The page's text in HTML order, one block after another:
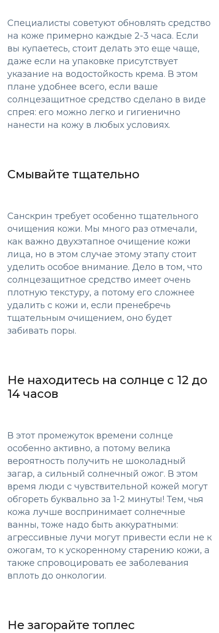
Специалисты советуют обновлять средство
на коже примерно каждые 2-3 часа. Если
вы купаетесь, стоит делать это еще чаще,
даже если на упаковке присутствует
указание на водостойкость крема. В этом
плане удобнее всего, если ваше
солнцезащитное средство сделано в виде
спрея: его можно легко и гигиенично
нанести на кожу в любых условиях.
Смывайте тщательно
Санскрин требует особенно тщательного
очищения кожи. Мы много раз отмечали,
как важно двухэтапное очищение кожи
лица, но в этом случае этому этапу стоит
уделить особое внимание. Дело в том, что
солнцезащитное средство имеет очень
плотную текстуру, а потому его сложнее
удалить с кожи и, если пренебречь
тщательным очищением, оно будет
забивать поры.
Не находитесь на солнце с 12 до
14 часов
В этот промежуток времени солнце
особенно активно, а потому велика
вероятность получить не шоколадный
загар, а сильный солнечный ожог. В этом
время люди с чувствительной кожей могут
обгореть буквально за 1-2 минуты! Тем, чья
кожа лучше воспринимает солнечные
ванны, тоже надо быть аккуратными:
агрессивные лучи могут привести если не к
ожогам, то к ускоренному старению кожи, а
также спровоцировать ее заболевания
вплоть до онкологии.
Не загорайте топлес